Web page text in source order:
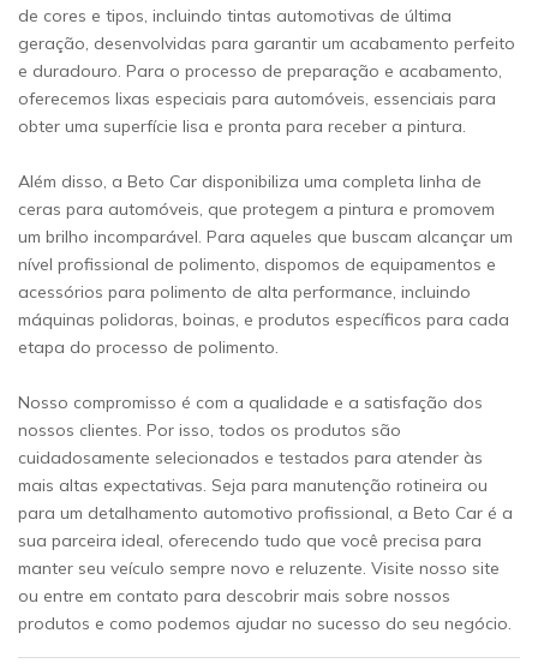
de cores e tipos, incluindo tintas automotivas de última
geração, desenvolvidas para garantir um acabamento perfeito
e duradouro. Para o processo de preparação e acabamento,
oferecemos lixas especiais para automóveis, essenciais para
obter uma superfície lisa e pronta para receber a pintura.
Além disso, a Beto Car disponibiliza uma completa linha de
ceras para automóveis, que protegem a pintura e promovem
um brilho incomparável. Para aqueles que buscam alcançar um
nível profissional de polimento, dispomos de equipamentos e
acessórios para polimento de alta performance, incluindo
máquinas polidoras, boinas, e produtos específicos para cada
etapa do processo de polimento.
Nosso compromisso é com a qualidade e a satisfação dos
nossos clientes. Por isso, todos os produtos são
cuidadosamente selecionados e testados para atender às
mais altas expectativas. Seja para manutenção rotineira ou
para um detalhamento automotivo profissional, a Beto Car é a
sua parceira ideal, oferecendo tudo que você precisa para
manter seu veículo sempre novo e reluzente. Visite nosso site
ou entre em contato para descobrir mais sobre nossos
produtos e como podemos ajudar no sucesso do seu negócio.